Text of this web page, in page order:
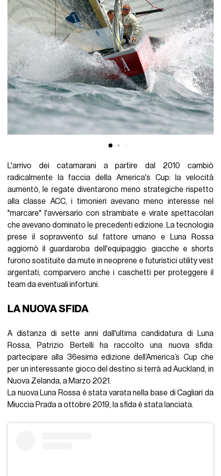
L'arrivo dei catamarani a partire dal 2010 cambiò
radicalmente la faccia della America's Cup: la velocità
aumentò, le regate diventarono meno strategiche rispetto
alla classe ACC, i timonieri avevano meno interesse nel
"marcare" l'avversario con strambate e virate spettacolari
che avevano dominato le precedenti edizione. La tecnologia
prese il sopravvento sul fattore umano e Luna Rossa
aggiornò il guardaroba dell'equipaggio: giacche e shorts
furono sostituite da mute in neoprene e futuristici utility vest
argentati, comparvero anche i caschetti per proteggere il
team da eventuali infortuni.
LA NUOVA SFIDA
A distanza di sette anni dall'ultima candidatura di Luna
Rossa, Patrizio Bertelli ha raccolto una nuova sfida:
partecipare alla 36esima edizione dell’America’s Cup che
per un interessante gioco del destino si terrà ad Auckland, in
Nuova Zelanda, a Marzo 2021.
La nuova Luna Rossa è stata varata nella base di Cagliari da
Miuccia Prada a ottobre 2019, la sfida è stata lanciata.